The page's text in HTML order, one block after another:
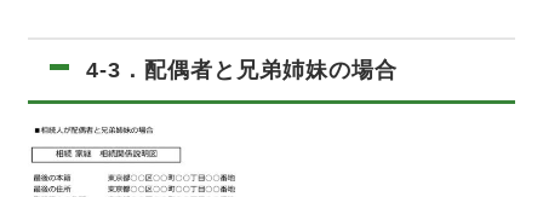
4-3．配偶者と兄弟姉妹の場合